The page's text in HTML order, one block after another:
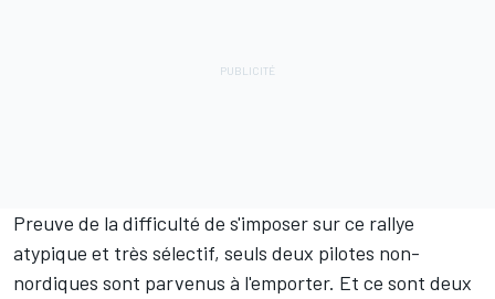
Preuve de la difficulté de s'imposer sur ce rallye
atypique et très sélectif, seuls deux pilotes non-
nordiques sont parvenus à l'emporter. Et ce sont deux